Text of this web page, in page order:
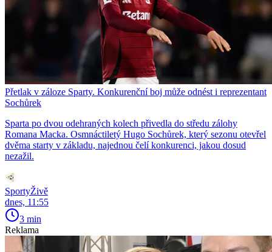
Přetlak v záloze Sparty. Konkurenční boj může odnést i reprezentant
Sochůrek
Sparta po dvou odehraných kolech přivedla do středu zálohy
Romana Macka. Osmnáctiletý Hugo Sochůrek, který sezonu otevřel
dvěma starty v základu, najednou čelí konkurenci, jakou dosud
nezažil.
SportyŽivě
dnes, 11:55
3 min
Reklama